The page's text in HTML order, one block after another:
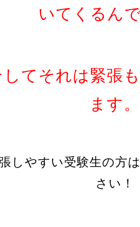
いてくるん
してそれは緊張
ます。
しやすい受験生の方
さい！